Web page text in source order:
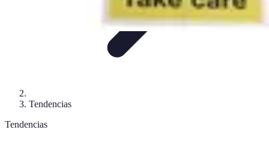
Tendencias
Tendencias